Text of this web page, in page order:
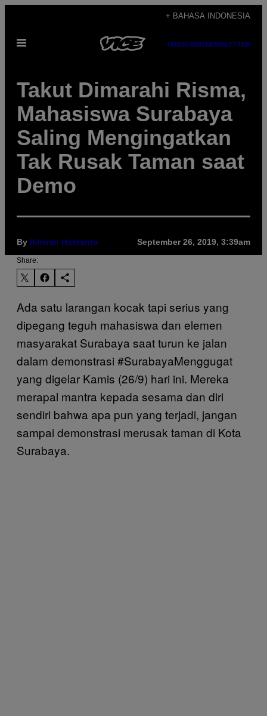
content
+ BAHASA INDONESIA
Open
SUBSCRIBENEWSLETTER
Takut Dimarahi Risma,
Mahasiswa Surabaya
Saling Mengingatkan
Tak Rusak Taman saat
Demo
By Ikhwan Hastanto September 26, 2019, 3:39am
Share:
Ada satu larangan kocak tapi serius yang
dipegang teguh mahasiswa dan elemen
masyarakat Surabaya saat turun ke jalan
dalam demonstrasi #SurabayaMenggugat
yang digelar Kamis (26/9) hari ini. Mereka
merapal mantra kepada sesama dan diri
sendiri bahwa apa pun yang terjadi, jangan
sampai demonstrasi merusak taman di Kota
Surabaya.